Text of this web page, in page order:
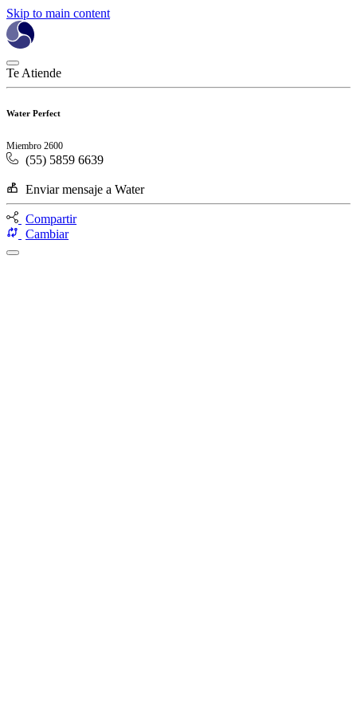
Skip to main content
Te Atiende
Water Perfect
Miembro 2600
(55) 5859 6639
Enviar mensaje a Water
Compartir
Cambiar